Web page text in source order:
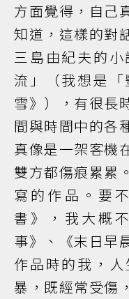
方面覺得，自己
知道，這樣的對
三島由紀夫的
流」（我想是
雪》），有很長
間與時間中的各
真像是一架客機
雙方都傷痕累累
寫的作品。要
書》，我大概
事》、《末日早
作品時的我，
暴，既經常受傷